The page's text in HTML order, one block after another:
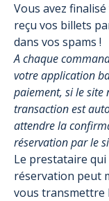
Vous avez
reçu vos billets
dans vos spams !
A chaque
votre application
paiement, si le site
transaction est
attendre la
réservation par le
Le prestataire
réservation peut
vous transmettre